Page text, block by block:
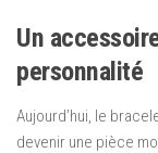
Un
personnalité
Aujourd’hui, le
devenir une pièce